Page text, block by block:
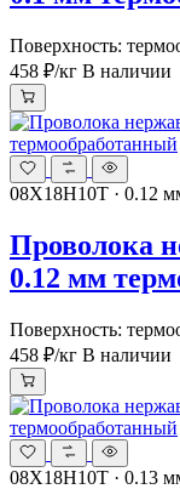
Поверхность:
458 ₽/кг В наличии
08Х18Н10Т · 0.12
Проволока
0.12 мм
Поверхность:
458 ₽/кг В наличии
08Х18Н10Т · 0.13